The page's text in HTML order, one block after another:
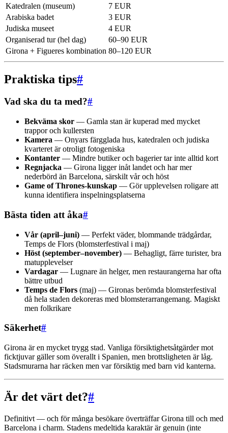
Katedralen (museum)
7 EUR
Arabiska badet
3 EUR
Judiska museet
4 EUR
Organiserad tur (hel dag)
60–90 EUR
Girona + Figueres kombination 80–120 EUR
Praktiska tips#
Vad ska du ta med?#
Bekväma skor — Gamla stan är kuperad med mycket
trappor och kullersten
Kamera — Onyars färgglada hus, katedralen och judiska
kvarteret är otroligt fotogeniska
Kontanter — Mindre butiker och bagerier tar inte alltid kort
Regnjacka — Girona ligger inåt landet och har mer
nederbörd än Barcelona, särskilt vår och höst
Game of Thrones-kunskap — Gör upplevelsen roligare att
kunna identifiera inspelningsplatserna
Bästa tiden att åka#
Vår (april–juni) — Perfekt väder, blommande trädgårdar,
Temps de Flors (blomsterfestival i maj)
Höst (september–november) — Behagligt, färre turister, bra
matupplevelser
Vardagar — Lugnare än helger, men restaurangerna har ofta
bättre utbud
Temps de Flors (maj) — Gironas berömda blomsterfestival
då hela staden dekoreras med blomsterarrangemang. Magiskt
men folkrikare
Säkerhet#
Girona är en mycket trygg stad. Vanliga försiktighetsåtgärder mot
ficktjuvar gäller som överallt i Spanien, men brottsligheten är låg.
Stadsmurarna har räcken men var försiktig med barn vid kanterna.
Är det värt det?#
Definitivt — och för många besökare överträffar Girona till och med
Barcelona i charm. Stadens medeltida karaktär är genuin (inte